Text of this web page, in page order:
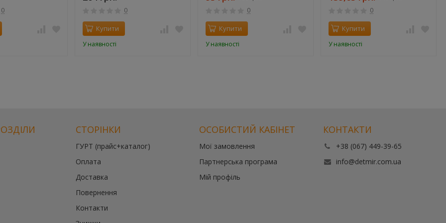
0 0
Купити
У наявності
0
Купити
У наявності
0
Купити
У наявності
СТОРІНКИ
ГУРТ (прайс+каталог)
Оплата
Доставка
Повернення
Контакти
ОСОБИСТИЙ КАБІНЕТ
Мої замовлення
Партнерська програма
Мій профіль
КОНТАКТИ
+38 (067) 449-39-65
info@detmir.com.ua